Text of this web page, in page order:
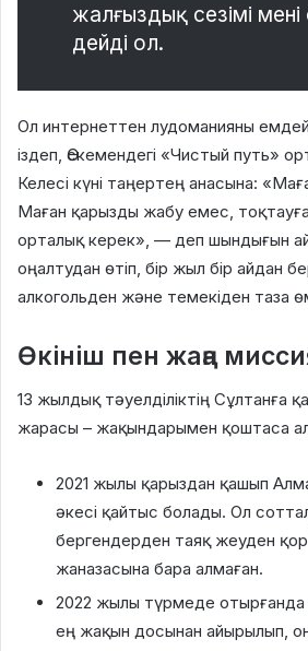
жалғыздық сезімі
дейді ол.
Ол интернеттен лудоманияны
іздеп, Өскемендегі «Чистый путь»
Келесі күні таңертең анасына:
Маған қарызды жабу емес,
орталық керек», — деп шындығын
оңалтудан өтіп, бір жыл бір айдан
алкогольден және темекіден таза
Өкініш пен жаңа
13 жылдық тәуелділіктің Сұлтанға
жарасы – жақындарымен қоштаса
2021 жылы қарыздан қашып
әкесі қайтыс болады. Ол
бергендерден таяқ жеуден
жаназасына бара алмаған.
2022 жылы түрмеде отырғанда
ең жақын досынан айырылып,